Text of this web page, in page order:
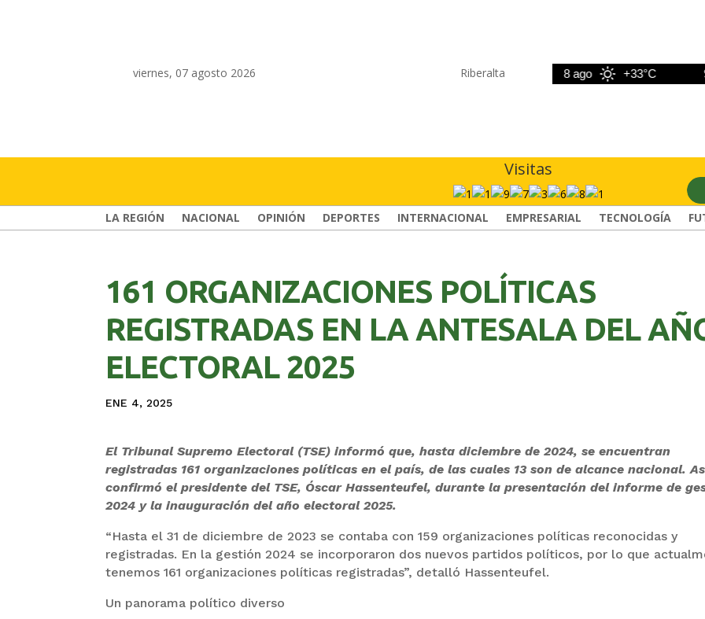
viernes, 07 agosto 2026 Riberalta
+33°C 8 ago +33°C 9
Visitas
LA REGIÓN NACIONAL OPINIÓN DEPORTES INTERNACIONAL EMPRESARIAL TECNOLOGÍA
161 ORGANIZACIONES POLÍTICAS
REGISTRADAS EN LA ANTESALA DEL
ELECTORAL 2025
ENE 4, 2025
El Tribunal Supremo Electoral (TSE) informó que, hasta diciembre de 2024, se encuentran
registradas 161 organizaciones políticas en el país, de las cuales 13 son de alcance nacional.
confirmó el presidente del TSE, Óscar Hassenteufel, durante la presentación del informe de
2024 y la inauguración del año electoral 2025.
“Hasta el 31 de diciembre de 2023 se contaba con 159 organizaciones políticas reconocidas y
registradas. En la gestión 2024 se incorporaron dos nuevos partidos políticos, por lo que
tenemos 161 organizaciones políticas registradas”, detalló Hassenteufel.
Un panorama político diverso